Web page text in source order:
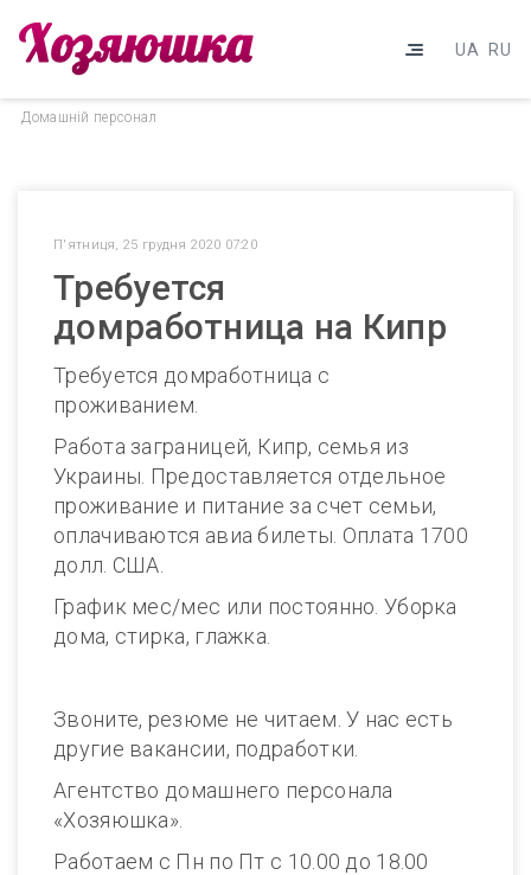
UA RU
Домашнiй персонал
П'ятниця, 25 грудня 2020 07:20
Требуется
домработница на Кипр
Требуется домработница с
проживанием.
Работа заграницей, Кипр, семья из
Украины. Предоставляется отдельное
проживание и питание за счет семьи,
оплачиваются авиа билеты. Оплата 1700
долл. США.
График мес/мес или постоянно. Уборка
дома, стирка, глажка.
Звоните, резюме не читаем. У нас есть
другие вакансии, подработки.
Агентство домашнего персонала
«Хозяюшка».
Работаем с Пн по Пт с 10.00 до 18.00